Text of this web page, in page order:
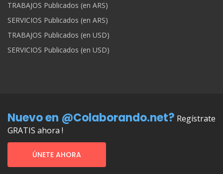
TRABAJOS Publicados (en ARS)
SERVICIOS Publicados (en ARS)
TRABAJOS Publicados (en USD)
SERVICIOS Publicados (en USD)
Nuevo en @Colaborando.net? Regístrate
GRATIS ahora !
ÚNETE AHORA